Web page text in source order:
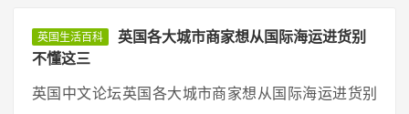
英国生活百科
英国各大城市商家想从国际海运进货别
不懂这三
英国中文论坛英国各大城市商家想从国际海运进货别